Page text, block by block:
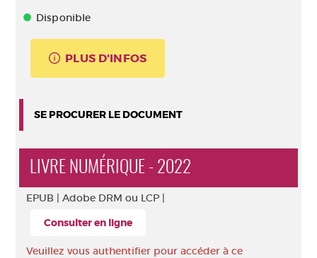
Disponible
PLUS D'INFOS
SE PROCURER LE DOCUMENT
LIVRE NUMÉRIQUE - 2022
EPUB | Adobe DRM ou LCP |
Consulter en ligne
Veuillez vous authentifier pour accéder à ce